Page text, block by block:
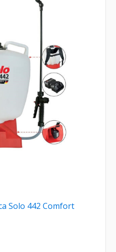
Solo 442 Comfort